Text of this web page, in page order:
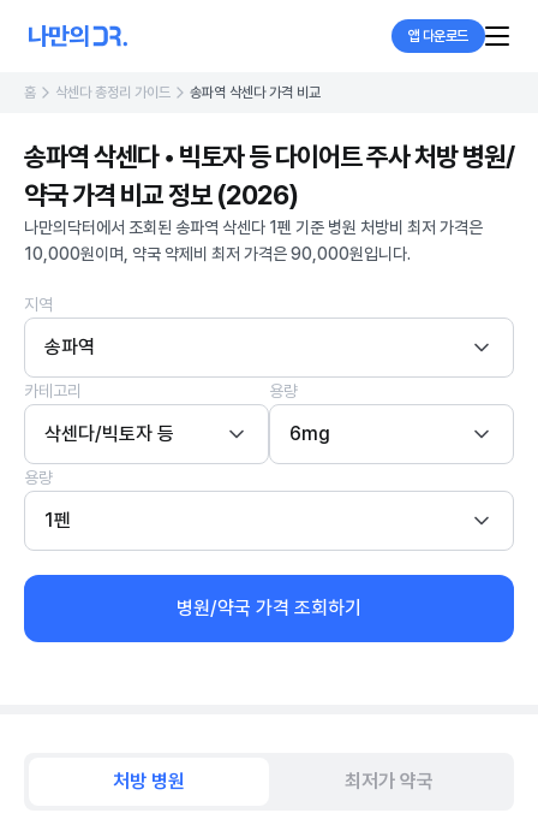
앱 다운로드
홈 삭센다 총정리 가이드 송파역 삭센다 가격 비교
송파역 삭센다 • 빅토자 등 다이어트 주사 처방 병원/
약국 가격 비교 정보 (2026)
나만의닥터에서 조회된 송파역 삭센다 1펜 기준 병원 처방비 최저 가격은
10,000원이며, 약국 약제비 최저 가격은 90,000원입니다.
지역
송파역
카테고리
삭센다/빅토자 등
용량
6mg
용량
1펜
병원/약국 가격 조회하기
처방 병원 최저가 약국